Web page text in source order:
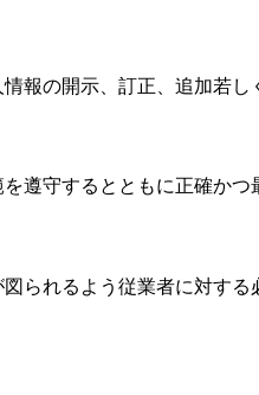
報の開示、訂正、追加若
遵守するとともに正確か
られるよう従業者に対す